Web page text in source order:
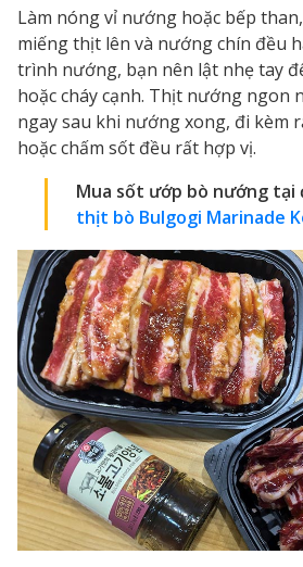
Làm nóng vỉ nướng hoặc bếp
miếng thịt lên và nướng chín đều
trình nướng, bạn nên lật nhẹ tay
hoặc cháy cạnh. Thịt nướng ngon
ngay sau khi nướng xong, đi kèm
hoặc chấm sốt đều rất hợp vị.
Mua sốt ướp bò nướng tại
thịt bò Bulgogi Marinade